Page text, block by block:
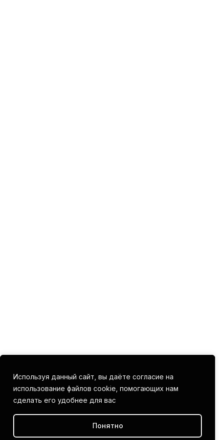
Используя данный сайт, вы даёте согласие на
использование файлов cookie, помогающих нам
сделать его удобнее для вас
Понятно